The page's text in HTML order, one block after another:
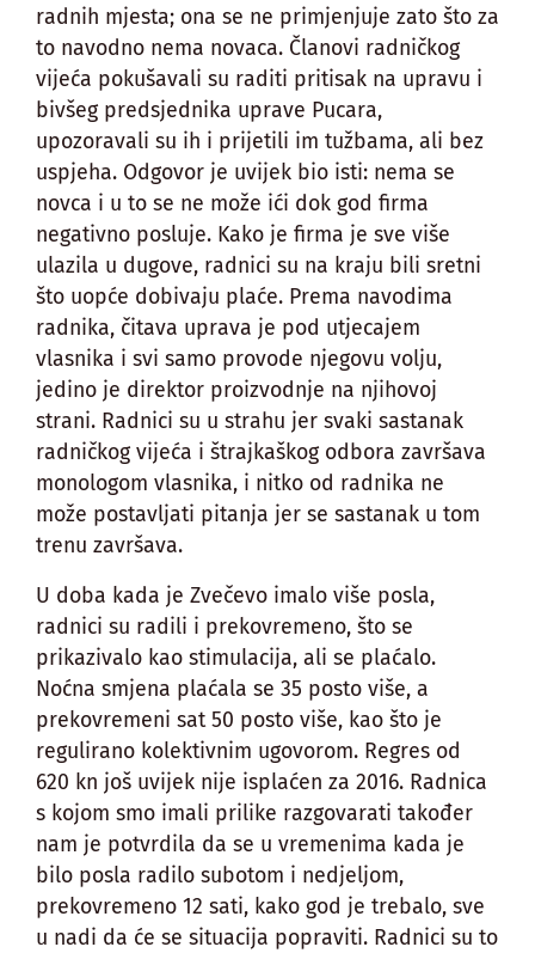
radnih mjesta; ona se ne primjenjuje zato što za
to navodno nema novaca. Članovi radničkog
vijeća pokušavali su raditi pritisak na upravu i
bivšeg predsjednika uprave Pucara,
upozoravali su ih i prijetili im tužbama, ali bez
uspjeha. Odgovor je uvijek bio isti: nema se
novca i u to se ne može ići dok god firma
negativno posluje. Kako je firma je sve više
ulazila u dugove, radnici su na kraju bili sretni
što uopće dobivaju plaće. Prema navodima
radnika, čitava uprava je pod utjecajem
vlasnika i svi samo provode njegovu volju,
jedino je direktor proizvodnje na njihovoj
strani. Radnici su u strahu jer svaki sastanak
radničkog vijeća i štrajkaškog odbora završava
monologom vlasnika, i nitko od radnika ne
može postavljati pitanja jer se sastanak u tom
trenu završava.
U doba kada je Zvečevo imalo više posla,
radnici su radili i prekovremeno, što se
prikazivalo kao stimulacija, ali se plaćalo.
Noćna smjena plaćala se 35 posto više, a
prekovremeni sat 50 posto više, kao što je
regulirano kolektivnim ugovorom. Regres od
620 kn još uvijek nije isplaćen za 2016. Radnica
s kojom smo imali prilike razgovarati također
nam je potvrdila da se u vremenima kada je
bilo posla radilo subotom i nedjeljom,
prekovremeno 12 sati, kako god je trebalo, sve
u nadi da će se situacija popraviti. Radnici su to